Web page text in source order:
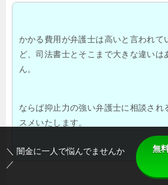
かかる費用が弁護士は高いと言われて
ど、司法書士とそこまで大きな違いは
ん。
ならば抑止力の強い弁護士に相談され
スメいたします。
＼ 闇金に一人で悩んでませんか
／
無